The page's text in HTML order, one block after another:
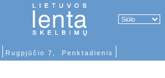
Rugpjūčio 7, Penktadienis